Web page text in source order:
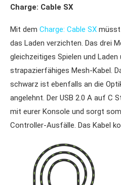
Charge: Cable SX
Mit dem Charge: Cable SX
das Laden verzichten. Das drei
gleichzeitiges Spielen und
strapazierfähiges Mesh-Kabel.
schwarz ist ebenfalls an die
angelehnt. Der USB 2.0 A auf C
mit eurer Konsole und sorgt
Controller-Ausfälle. Das Kabel